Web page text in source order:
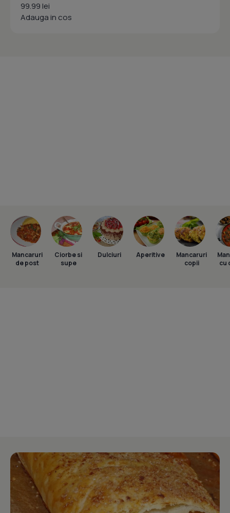
99.99 lei
Adauga in cos
Mancaruri
de post
Ciorbe si
supe
Dulciuri Aperitive
Mancaruri
copii
cu